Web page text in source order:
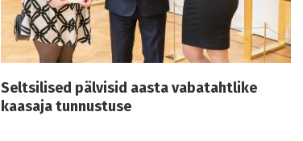
Seltsilised pälvisid aasta vabatahtlike
kaasaja tunnustuse